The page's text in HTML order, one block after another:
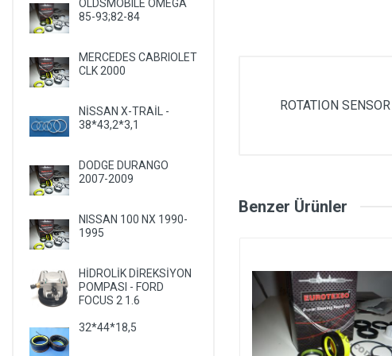
OLDSMOBILE OMEGA
85-93;82-84
MERCEDES CABRIOLET
CLK 2000
NİSSAN X-TRAİL -
38*43,2*3,1
DODGE DURANGO
2007-2009
NISSAN 100 NX 1990-
1995
HİDROLİK DİREKSİYON
POMPASI - FORD
FOCUS 2 1.6
32*44*18,5
ROTATION SENSOR
Benzer Ürünler